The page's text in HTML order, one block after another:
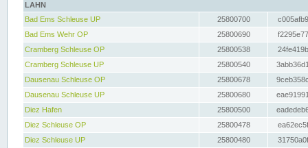
LAHN
Bad Ems Schleuse UP
25800700
Bad Ems Wehr OP
25800690
Cramberg Schleuse OP
25800538
Cramberg Schleuse UP
25800540
Dausenau Schleuse OP
25800678
Dausenau Schleuse UP
25800680
Diez Hafen
25800500
Diez Schleuse OP
25800478
Diez Schleuse UP
25800480